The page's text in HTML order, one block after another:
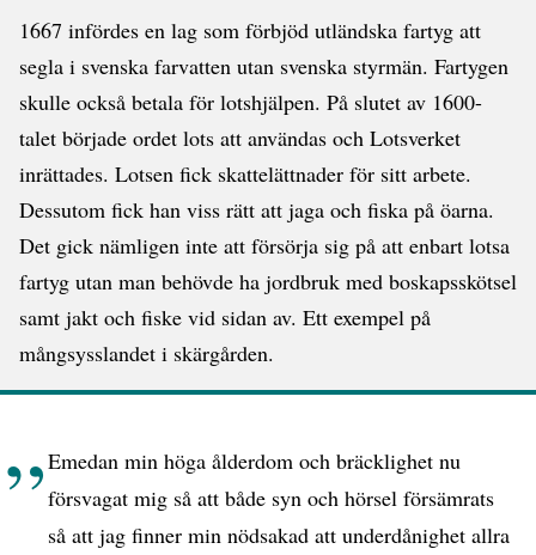
1667 infördes en lag som förbjöd utländska fartyg att
segla i svenska farvatten utan svenska styrmän. Fartygen
skulle också betala för lotshjälpen. På slutet av 1600-
talet började ordet lots att användas och Lotsverket
inrättades. Lotsen fick skattelättnader för sitt arbete.
Dessutom fick han viss rätt att jaga och fiska på öarna.
Det gick nämligen inte att försörja sig på att enbart lotsa
fartyg utan man behövde ha jordbruk med boskapsskötsel
samt jakt och fiske vid sidan av. Ett exempel på
mångsysslandet i skärgården.
Emedan min höga ålderdom och bräcklighet nu
försvagat mig så att både syn och hörsel försämrats
så att jag finner min nödsakad att underdånighet allra